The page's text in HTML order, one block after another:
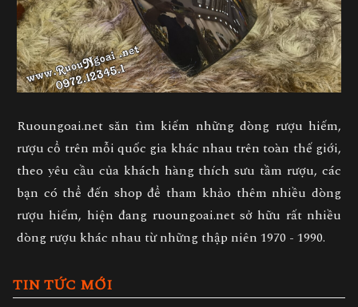
Ruoungoai.net săn tìm kiếm những dòng rượu hiếm,
rượu cổ trên mỗi quốc gia khác nhau trên toàn thế giới,
theo yêu cầu của khách hàng thích sưu tầm rượu, các
bạn có thể đến shop để tham khảo thêm nhiều dòng
rượu hiếm, hiện đang ruoungoai.net sở hữu rất nhiều
dòng rượu khác nhau từ những thập niên 1970 - 1990.
TIN TỨC MỚI